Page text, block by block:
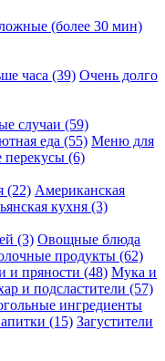
(более 30 мин)
часа (39) Очень долго
случаи (59)
еда (55) Меню для
перекусы (6)
(22) Американская
кухня (3)
(3) Овощные блюда
продукты (62)
и пряности (48) Мука и
и подсластители (57)
ингредиенты
(15) Загустители